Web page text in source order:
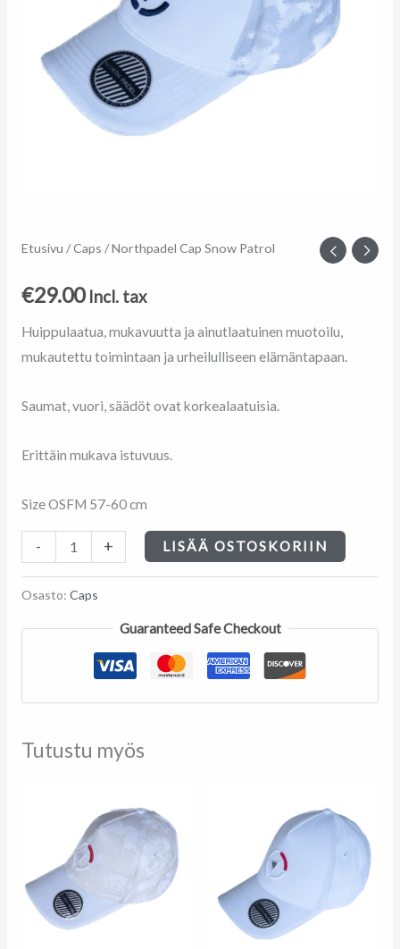
Etusivu /Caps / Northpadel Cap Snow Patrol
€29.00 Incl. tax
Huippulaatua, mukavuutta ja ainutlaatuinen muotoilu,
mukautettu toimintaan ja urheilulliseen elämäntapaan.
Saumat, vuori, säädöt ovat korkealaatuisia.
Erittäin mukava istuvuus.
Size OSFM 57-60 cm
-
Northpadel
Snow
Patrol
määrä
+ LISÄÄ OSTOSKORIIN
Osasto: Caps
Guaranteed Safe Checkout
Tutustu myös